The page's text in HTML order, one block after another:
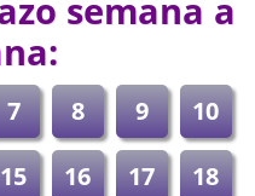
semana a
7 8 9
10
15 16 17
18